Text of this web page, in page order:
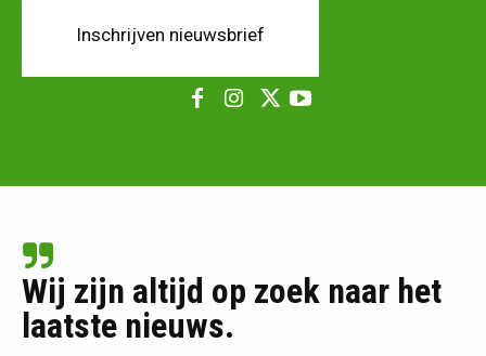
Inschrijven nieuwsbrief
Wij zijn altijd op zoek naar het
laatste nieuws.